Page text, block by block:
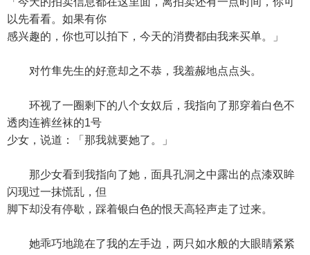
以先看看。如果有你
感兴趣的，你也可以拍下，今天的消费都由我来买单。」
对竹隼先生的好意却之不恭，我羞赧地点点头。
环视了一圈剩下的八个女奴后，我指向了那穿着白色不
透肉连裤丝袜的1号
少女，说道：「那我就要她了。」
那少女看到我指向了她，面具孔洞之中露出的点漆双眸
闪现过一抹慌乱，但
脚下却没有停歇，踩着银白色的恨天高轻声走了过来。
她乖巧地跪在了我的左手边，两只如水般的大眼睛紧紧